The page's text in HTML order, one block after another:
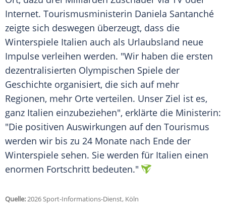
Internet. Tourismusministerin Daniela Santanché
zeigte sich deswegen überzeugt, dass die
Winterspiele Italien auch als Urlaubsland neue
Impulse verleihen werden. "Wir haben die ersten
dezentralisierten Olympischen Spiele der
Geschichte organisiert, die sich auf mehr
Regionen, mehr Orte verteilen. Unser Ziel ist es,
ganz Italien einzubeziehen", erklärte die Ministerin:
"Die positiven Auswirkungen auf den Tourismus
werden wir bis zu 24 Monate nach Ende der
Winterspiele sehen. Sie werden für Italien einen
enormen Fortschritt bedeuten."
Quelle:2026 Sport-Informations-Dienst, Köln